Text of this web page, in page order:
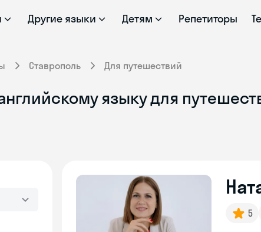
Другие языки Детям Репетиторы
Ставрополь Для путешествий
языку для
5